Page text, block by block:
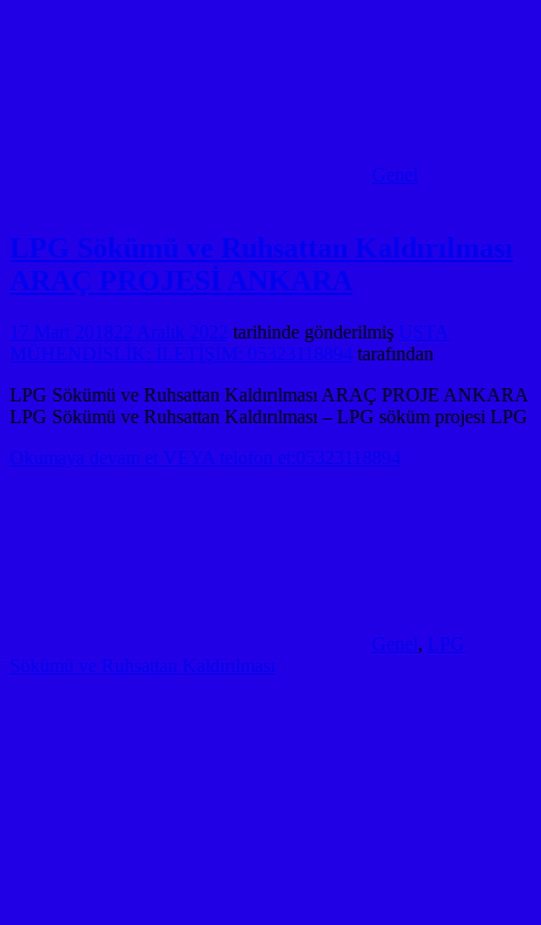
Genel
LPG Sökümü ve Ruhsattan Kaldırılması
ARAÇ PROJESİ ANKARA
17 Mart 201822 Aralık 2022 tarihinde gönderilmiş USTA
MÜHENDİSLİK: İLETİŞİM: 05323118894 tarafından
LPG Sökümü ve Ruhsattan Kaldırılması ARAÇ PROJE ANKARA
LPG Sökümü ve Ruhsattan Kaldırılması – LPG söküm projesi LPG
Okumaya devam et VEYA telofon et:05323118894
Genel, LPG
Sökümü ve Ruhsattan Kaldırılması